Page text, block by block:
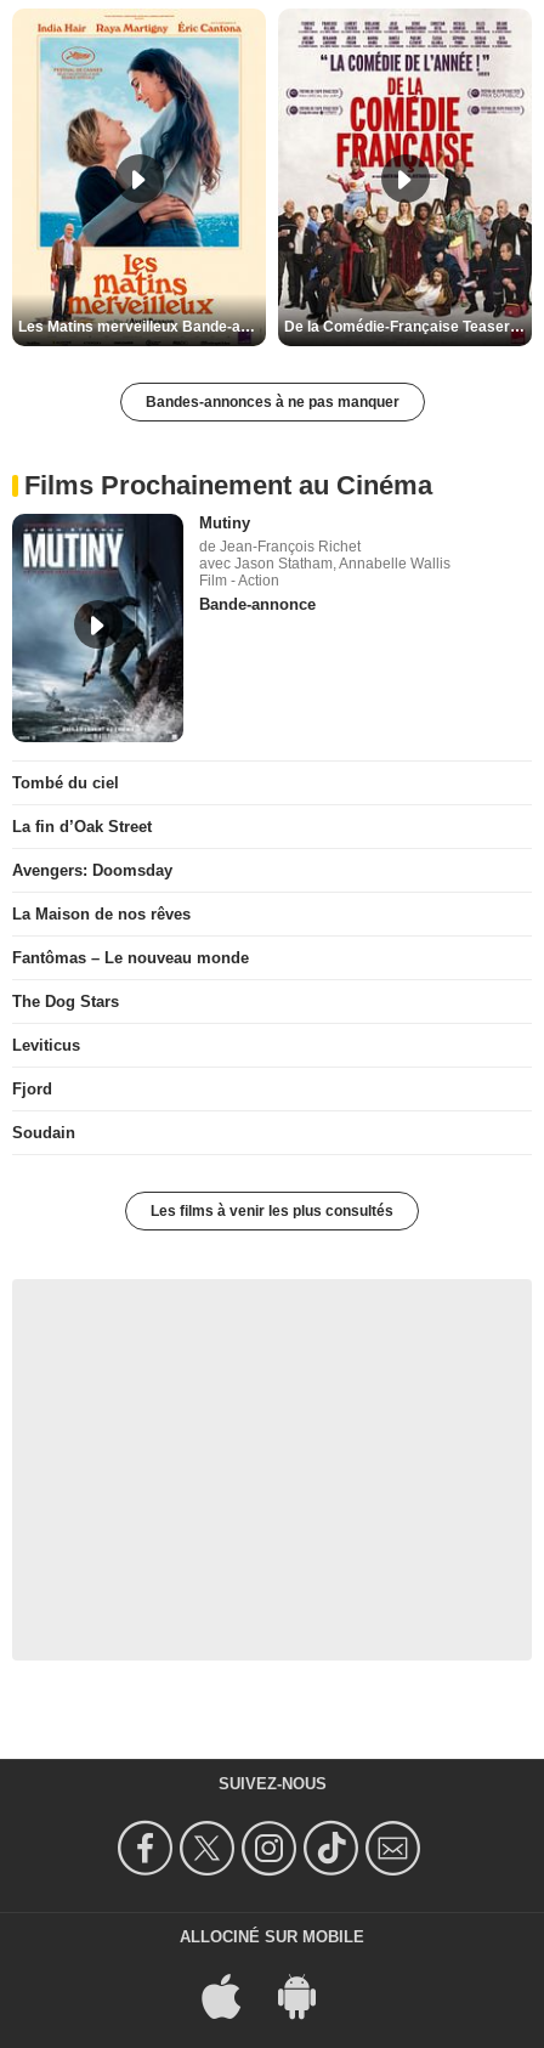
Les Matins merveilleux Bande-annonce VF De la Comédie-Française Teaser VF
Bandes-annonces à ne pas manquer
Films Prochainement au Cinéma
Mutiny
de Jean-François Richet
avec Jason Statham, Annabelle Wallis
Film - Action
Bande-annonce
Tombé du ciel
La fin d’Oak Street
Avengers: Doomsday
La Maison de nos rêves
Fantômas – Le nouveau monde
The Dog Stars
Leviticus
Fjord
Soudain
Les films à venir les plus consultés
SUIVEZ-NOUS
ALLOCINÉ SUR MOBILE